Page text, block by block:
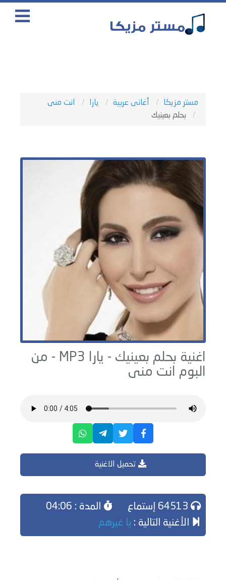
مستر مزيكا أغانى عربية يارا
انت منى
بحلم بعينيك
اغنية بحلم بعينيك - يارا
MP3 - من
البوم
انت منى
تحميل الاغنية
المدة : 04:06
الأغنية التالية : يا غيرهم